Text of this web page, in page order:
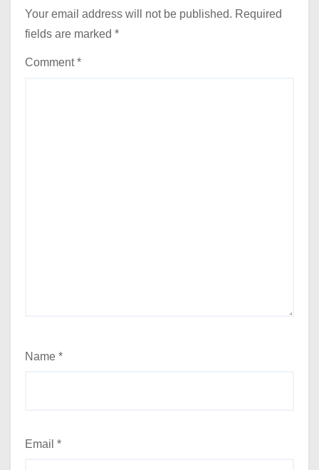
Your email address will not be published. Required
fields are marked *
Comment*
Name *
Email *